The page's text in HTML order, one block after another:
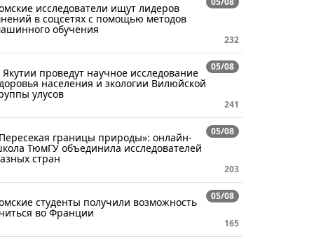
исследователи ищут лидеров
в соцсетях с помощью методов
обучения
232
05/08
Якутии проведут научное исследование
населения и экологии Вилюйской
улусов
241
05/08
границы природы»: онлайн-
ТюмГУ объединила исследователей
стран
203
05/08
студенты получили возможность
во Франции
165